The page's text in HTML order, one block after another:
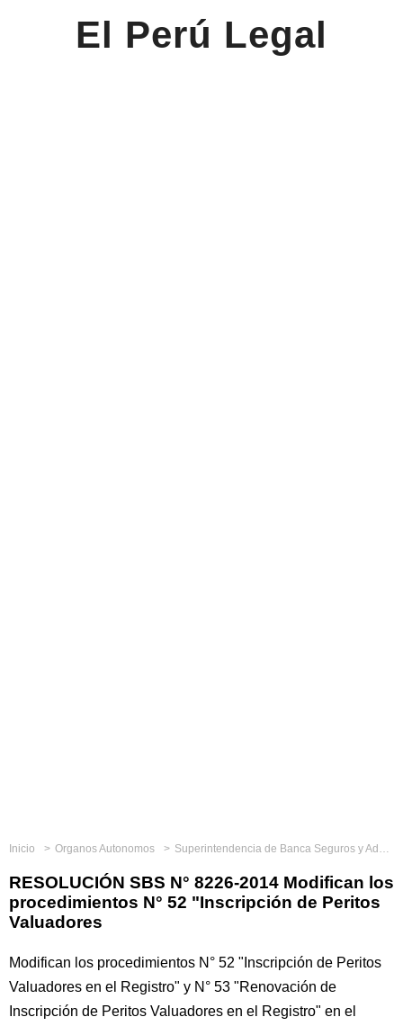
El Perú Legal
Inicio Organos Autonomos Superintendencia de Banca Seguros y Administradoras Privadas de Fondos de Pensiones
RESOLUCIÓN SBS N° 8226-2014 Modifican los
procedimientos N° 52 "Inscripción de Peritos
Valuadores
Modifican los procedimientos N° 52 "Inscripción de Peritos
Valuadores en el Registro" y N° 53 "Renovación de
Inscripción de Peritos Valuadores en el Registro" en el